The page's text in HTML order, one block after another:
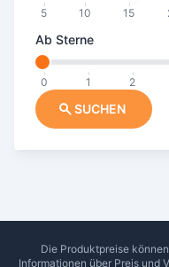
5 10 15
Ab Sterne
0 1 2
SUCHEN
Die Produktpreise
Informationen über Preis und